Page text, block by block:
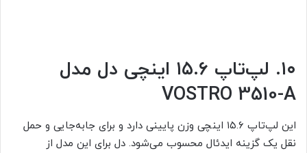
۱۰. لپ‌تاپ ۱۵.۶ اینچی دل مدل
VOSTRO 3510-A
این لپ‌تاپ ۱۵.۶ اینچی وزن پایینی دارد و برای جابه‌جایی و حمل
نقل یک گزینه ایدئال محسوب می‌شود. دل برای این مدل از